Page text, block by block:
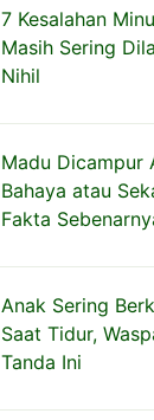
7 Kesalahan
Masih Sering
Nihil
Madu Dicampur
Bahaya atau
Fakta
Anak Sering
Saat Tidur,
Tanda Ini